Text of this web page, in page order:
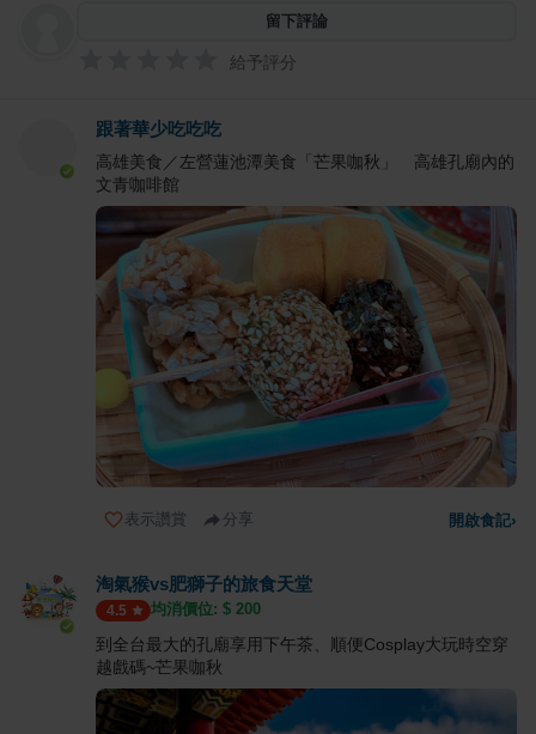
留下評論
給予評分
跟著華少吃吃吃
高雄美食／左營蓮池潭美食「芒果咖秋」 高雄孔廟內的
文青咖啡館
表示讚賞 分享 開啟食記›
淘氣猴vs肥獅子的旅食天堂
4.5 均消價位: $ 200
到全台最大的孔廟享用下午茶、順便Cosplay大玩時空穿
越戲碼~芒果咖秋